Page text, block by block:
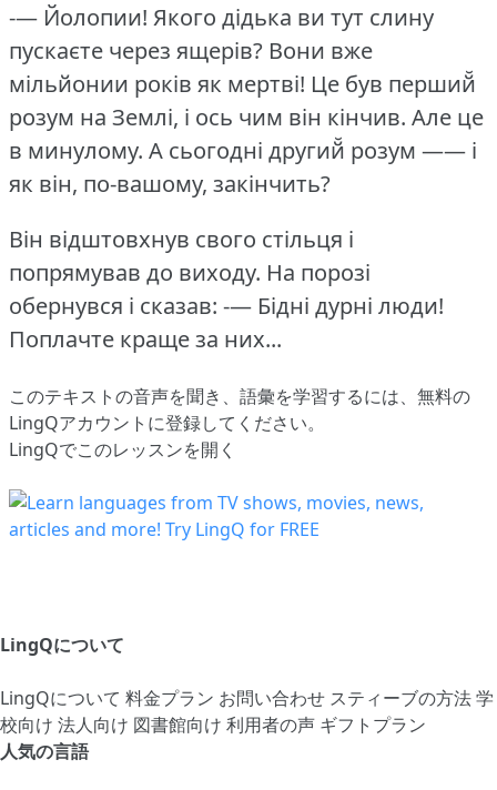
-— Йолопии! Якого дідька ви тут слину
пускаєте через ящерів? Вони вже
мільйонии років як мертві! Це був перший̆
розум на Землі, і ось чим він кінчив. Але це
в минулому. А сьогодні другий̆ розум —— і
як він, по-вашому, закінчить?
Він відштовхнув свого стільця і
попрямував до виходу. На порозі
обернувся і сказав: -— Бідні дурні люди!
Поплачте краще за них...
このテキストの音声を聞き、語彙を学習するには、 無料の
LingQアカウントに登録してください。
LingQでこのレッスンを開く
LingQについて
LingQについて 料金プラン お問い合わせ スティーブの方法学
校向け 法人向け 図書館向け 利用者の声 ギフトプラン
人気の言語